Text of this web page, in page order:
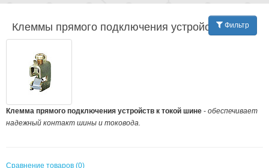
Фильтр
Клеммы прямого подключения устройств
Клемма прямого подключения устройств к токой шине - обеспечивает
надежный контакт шины и токовода.
Сравнение товаров (0)